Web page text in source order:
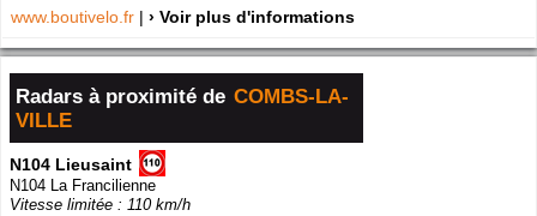
www.boutivelo.fr | › Voir plus d'informations
Radars à proximité de COMBS-LA-
VILLE
N104 Lieusaint
N104 La Francilienne
Vitesse limitée : 110 km/h